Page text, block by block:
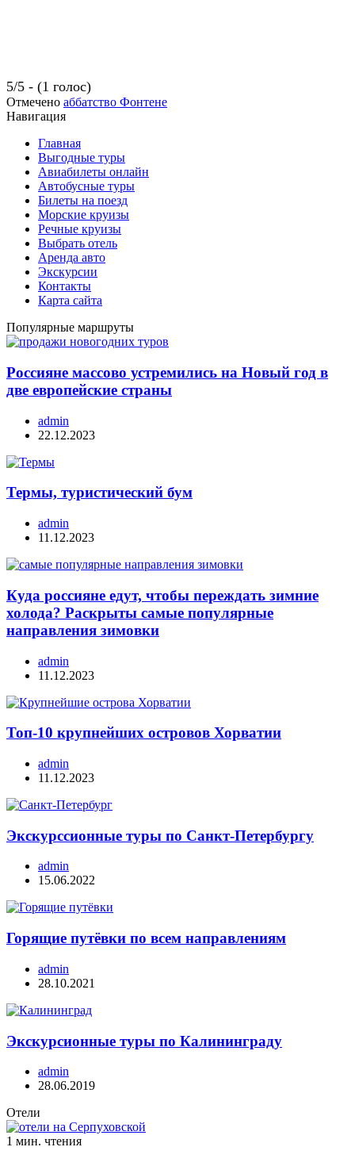
5/5 - (1 голос)
Отмечено аббатство Фонтене
Навигация
Главная
Выгодные туры
Авиабилеты онлайн
Автобусные туры
Билеты на поезд
Морские круизы
Речные круизы
Выбрать отель
Аренда авто
Экскурсии
Контакты
Карта сайта
Популярные маршруты
Россияне массово устремились на Новый год в
две европейские страны
admin
22.12.2023
Термы, туристический бум
admin
11.12.2023
Куда россияне едут, чтобы переждать зимние
холода? Раскрыты самые популярные
направления зимовки
admin
11.12.2023
Топ-10 крупнейших островов Хорватии
admin
11.12.2023
Экскурссионные туры по Санкт-Петербургу
admin
15.06.2022
Горящие путёвки по всем направлениям
admin
28.10.2021
Экскурсионные туры по Калининграду
admin
28.06.2019
Отели
1 мин. чтения